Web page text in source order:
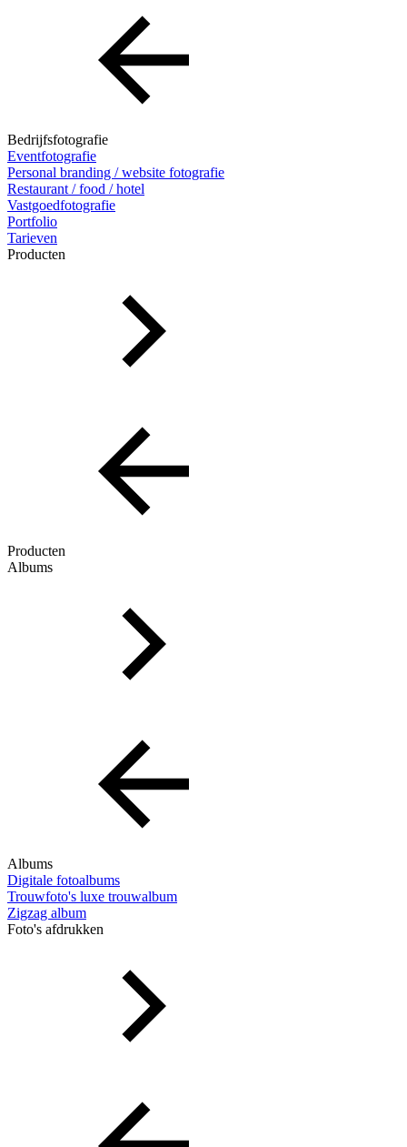
Bedrijfsfotografie
Eventfotografie
Personal branding / website fotografie
Restaurant / food / hotel
Vastgoedfotografie
Portfolio
Tarieven
Producten
Producten
Albums
Albums
Digitale fotoalbums
Trouwfoto's luxe trouwalbum
Zigzag album
Foto's afdrukken